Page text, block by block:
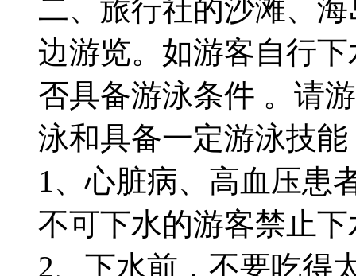
二、旅行社的沙滩、
边游览。如游客自行
否具备游泳条件 。请
泳和具备一定游泳技
1、心脏病、高血压患
不可下水的游客禁止
2、下水前，不要吃得